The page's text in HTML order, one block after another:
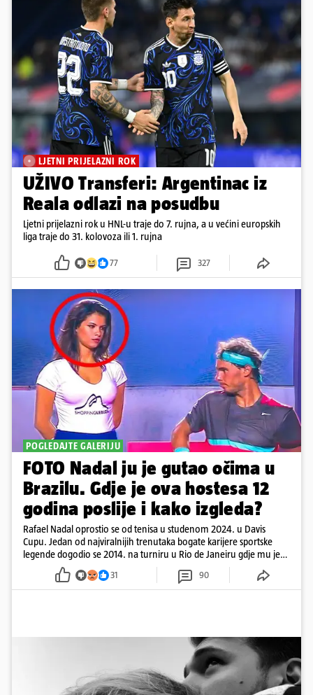
LJETNI PRIJELAZNI ROK
UŽIVO Transferi: Argentinac iz
Reala odlazi na posudbu
Ljetni prijelazni rok u HNL-u traje do 7. rujna, a u većini europskih
liga traje do 31. kolovoza ili 1. rujna
77 327
POGLEDAJTE GALERIJU
FOTO Nadal ju je gutao očima u
Brazilu. Gdje je ova hostesa 12
godina poslije i kako izgleda?
Rafael Nadal oprostio se od tenisa u studenom 2024. u Davis
Cupu. Jedan od najviralnijih trenutaka bogate karijere sportske
legende dogodio se 2014. na turniru u Rio de Janeiru gdje mu je
pažnju odvlačila ljepotica iza klupe
31 90